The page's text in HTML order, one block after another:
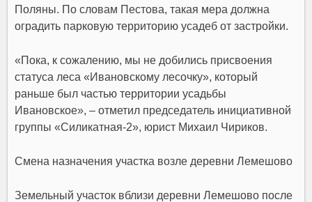
Поляны. По словам Пестова, такая мера должна
оградить парковую территорию усадеб от застройки.
«Пока, к сожалению, мы не добились присвоения
статуса леса «Ивановскому лесочку», который
раньше был частью территории усадьбы
Ивановское», – отметил председатель инициативной
группы «Силикатная-2», юрист Михаил Чириков.
Смена назначения участка возле деревни Лемешово
Земельный участок вблизи деревни Лемешово после